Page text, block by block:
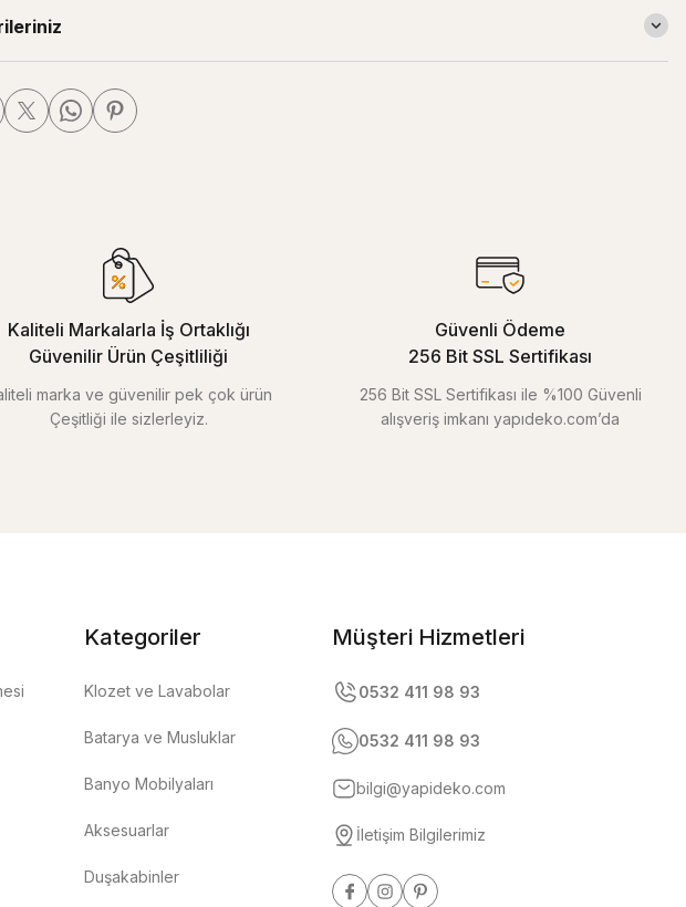
Kaliteli Markalarla İş Ortaklığı
Güvenilir Ürün Çeşitliliği
marka ve güvenilir pek çok ürün
Çeşitliği ile sizlerleyiz.
Güvenli Ödeme
256 Bit SSL Sertifikası
256 Bit SSL Sertifikası ile %100 Güvenli
alışveriş imkanı yapıdeko.com’da
Kategoriler
Klozet ve Lavabolar
Batarya ve Musluklar
Banyo Mobilyaları
Aksesuarlar
Duşakabinler
Müşteri Hizmetleri
0532 411 98 93
0532 411 98 93
bilgi@yapideko.com
İletişim Bilgilerimiz